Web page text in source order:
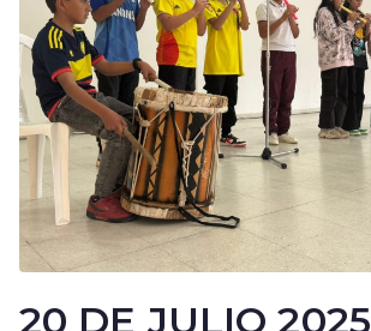
20 DE JULIO 2025